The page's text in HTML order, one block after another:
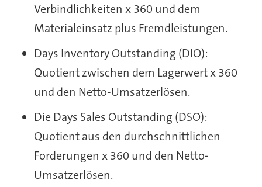
Verbindlichkeiten x 360 und dem
Materialeinsatz plus Fremdleistungen.
Days Inventory Outstanding (DIO):
Quotient zwischen dem Lagerwert x 360
und den Netto-Umsatzerlösen.
Die Days Sales Outstanding (DSO):
Quotient aus den durchschnittlichen
Forderungen x 360 und den Netto-
Umsatzerlösen.